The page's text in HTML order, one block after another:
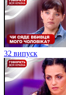
32 випуск